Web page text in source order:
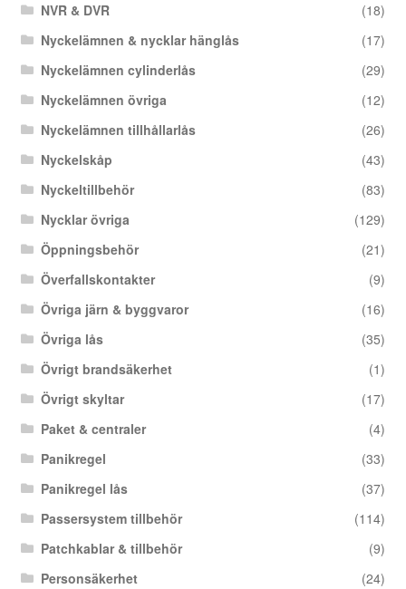
NVR & DVR
(18)
Nyckelämnen & nycklar hänglås
(17)
Nyckelämnen cylinderlås
(29)
Nyckelämnen övriga
(12)
Nyckelämnen tillhållarlås
(26)
Nyckelskåp
(43)
Nyckeltillbehör
(83)
Nycklar övriga
(129)
Öppningsbehör
(21)
Överfallskontakter
(9)
Övriga järn & byggvaror
(16)
Övriga lås
(35)
Övrigt brandsäkerhet
(1)
Övrigt skyltar
(17)
Paket & centraler
(4)
Panikregel
(33)
Panikregel lås
(37)
Passersystem tillbehör
(114)
Patchkablar & tillbehör
(9)
Personsäkerhet
(24)